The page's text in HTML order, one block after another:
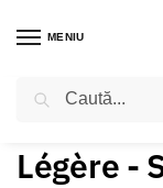
MENIU
Légère -